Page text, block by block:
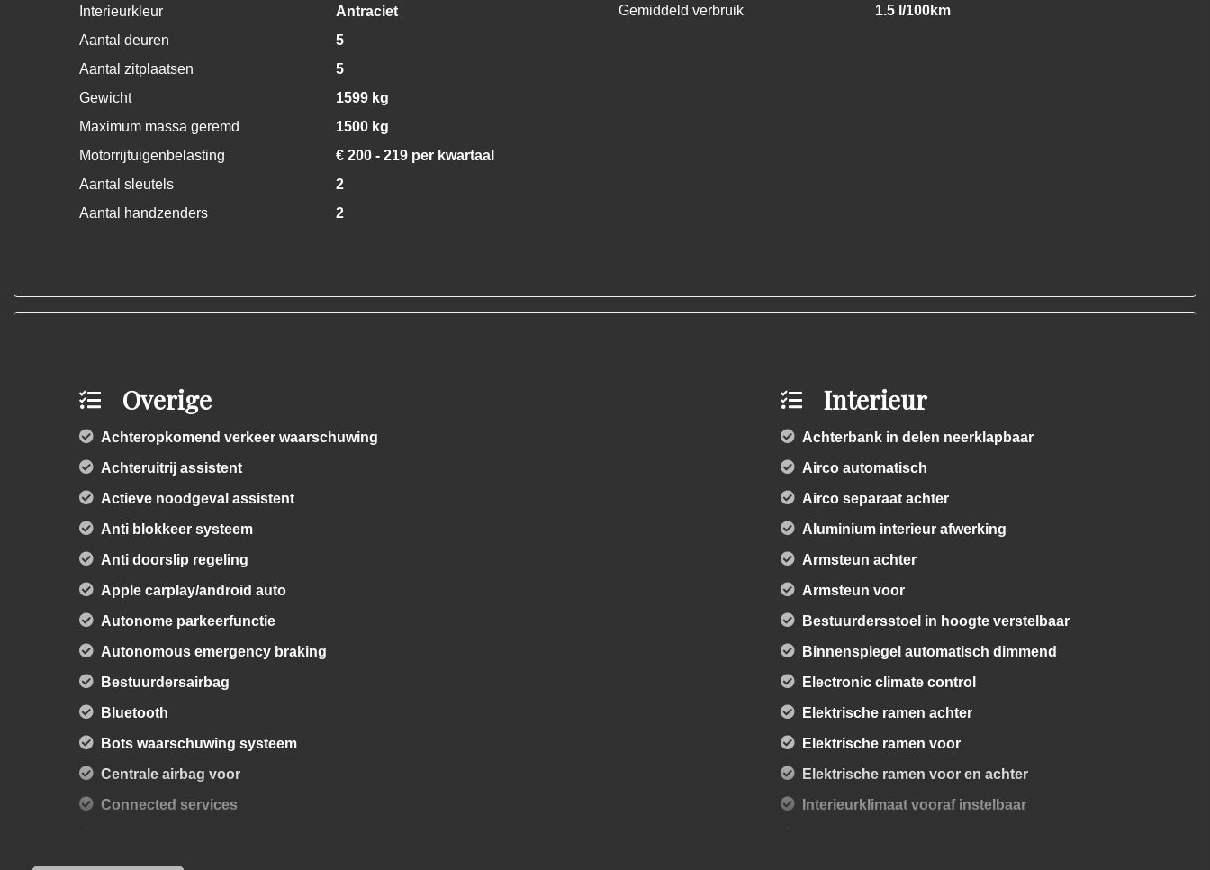
Interieurkleur
Antraciet
Aantal deuren
5
Aantal zitplaatsen
5
Gewicht
1599 kg
Maximum massa geremd
1500 kg
Motorrijtuigenbelasting
€ 200 - 219 per kwartaal
Aantal sleutels
2
Aantal handzenders
2
Gemiddeld verbruik
1.5 l/100km
Overige
Achteropkomend verkeer waarschuwing
Achteruitrij assistent
Actieve noodgeval assistent
Anti blokkeer systeem
Anti doorslip regeling
Apple carplay/android auto
Autonome parkeerfunctie
Autonomous emergency braking
Bestuurdersairbag
Bluetooth
Bots waarschuwing systeem
Centrale airbag voor
Connected services
Dodehoek detectie
Interieur
Achterbank in delen neerklapbaar
Airco automatisch
Airco separaat achter
Aluminium interieur afwerking
Armsteun achter
Armsteun voor
Bestuurdersstoel in hoogte verstelbaar
Binnenspiegel automatisch dimmend
Electronic climate control
Elektrische ramen achter
Elektrische ramen voor
Elektrische ramen voor en achter
Interieurklimaat vooraf instelbaar